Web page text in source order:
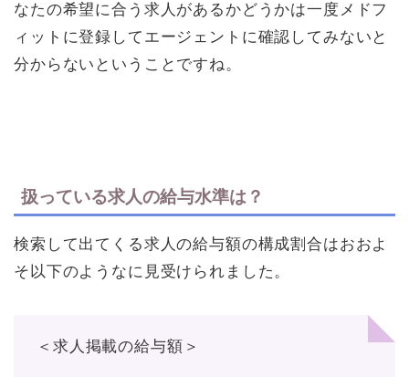
なたの希望に合う求人があるかどうかは一度メドフ
ィットに登録してエージェントに確認してみないと
分からないということですね。
扱っている求人の給与水準は？
検索して出てくる求人の給与額の構成割合はおおよ
そ以下のようなに見受けられました。
＜求人掲載の給与額＞